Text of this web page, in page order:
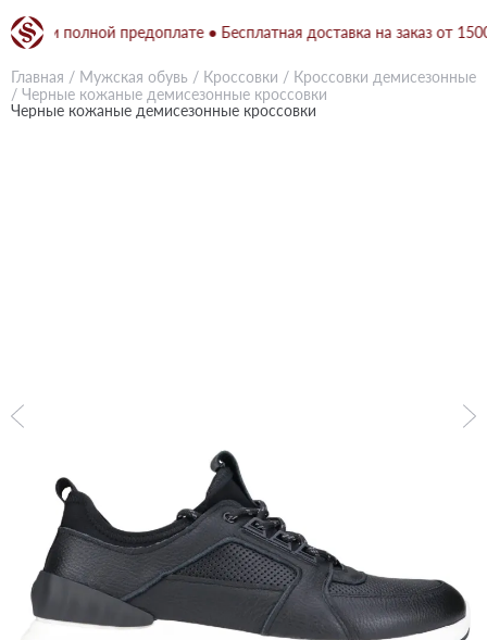
полной предоплате ● Бесплатная доставка на заказ от
Главная / Мужская обувь / Кроссовки / Кроссовки демисезонные
/ Черные кожаные демисезонные кроссовки
Черные кожаные демисезонные кроссовки